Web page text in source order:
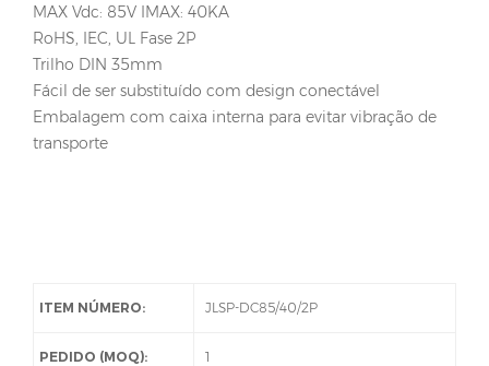
MAX Vdc: 85V IMAX: 40KA
RoHS, IEC, UL Fase 2P
Trilho DIN 35mm
Fácil de ser substituído com design conectável
Embalagem com caixa interna para evitar vibração de
transporte
ITEM NÚMERO: JLSP-DC85/40/2P
PEDIDO (MOQ): 1